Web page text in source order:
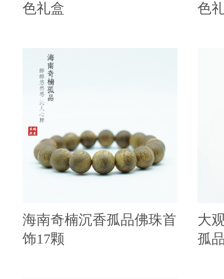
色礼盒
色
海南奇楠沉香孤品佛珠首
饰17颗
大
孤